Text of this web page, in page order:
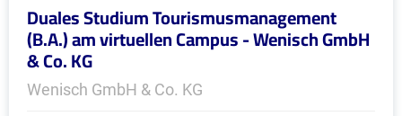
Duales Studium Tourismusmanagement
(B.A.) am virtuellen Campus - Wenisch GmbH
& Co. KG
Wenisch GmbH & Co. KG